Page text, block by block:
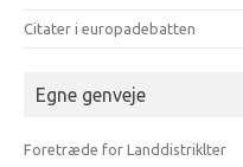
Citater i europadebatten
Egne genveje
Foretræde for Landdistriklter